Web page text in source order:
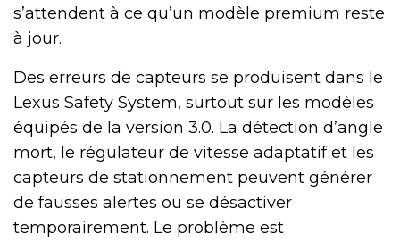
s’attendent à ce qu’un modèle premium reste
à jour.
Des erreurs de capteurs se produisent dans le
Lexus Safety System, surtout sur les modèles
équipés de la version 3.0. La détection d’angle
mort, le régulateur de vitesse adaptatif et les
capteurs de stationnement peuvent générer
de fausses alertes ou se désactiver
temporairement. Le problème est